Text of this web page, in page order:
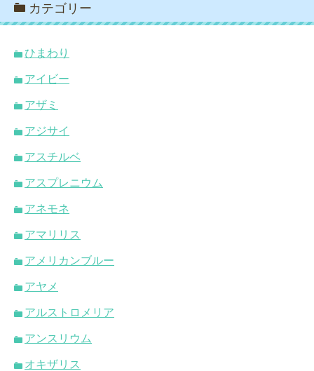
カテゴリー
ひまわり
アイビー
アザミ
アジサイ
アスチルベ
アスプレニウム
アネモネ
アマリリス
アメリカンブルー
アヤメ
アルストロメリア
アンスリウム
オキザリス